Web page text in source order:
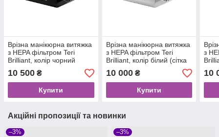
Врізна манікюрна витяжка
з HEPA фільтром Teri
Brilliant, колір чорний
10 500 ₴
Купити
Врізна манікюрна витяжка
з HEPA фільтром Teri
Brilliant, колір білий (сітка
10 000₴
Купити
з
10
Акційні пропозиції та новинки
–3% –3%